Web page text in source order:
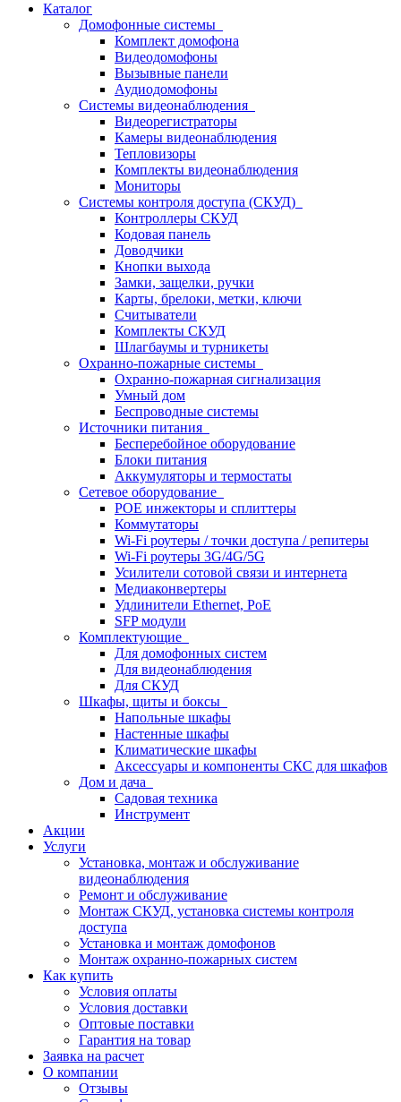
Каталог
Домофонные системы
Комплект домофона
Видеодомофоны
Вызывные панели
Аудиодомофоны
Системы видеонаблюдения
Видеорегистраторы
Камеры видеонаблюдения
Тепловизоры
Комплекты видеонаблюдения
Мониторы
Системы контроля доступа (СКУД)
Контроллеры СКУД
Кодовая панель
Доводчики
Кнопки выхода
Замки, защелки, ручки
Карты, брелоки, метки, ключи
Считыватели
Комплекты СКУД
Шлагбаумы и турникеты
Охранно-пожарные системы
Охранно-пожарная сигнализация
Умный дом
Беспроводные системы
Источники питания
Бесперебойное оборудование
Блоки питания
Аккумуляторы и термостаты
Сетевое оборудование
POE инжекторы и сплиттеры
Коммутаторы
Wi-Fi роутеры / точки доступа / репитеры
Wi-Fi роутеры 3G/4G/5G
Усилители сотовой связи и интернета
Медиаконвертеры
Удлинители Ethernet, PoE
SFP модули
Комплектующие
Для домофонных систем
Для видеонаблюдения
Для СКУД
Шкафы, щиты и боксы
Напольные шкафы
Настенные шкафы
Климатические шкафы
Аксессуары и компоненты СКС для шкафов
Дом и дача
Садовая техника
Инструмент
Акции
Услуги
Установка, монтаж и обслуживание
видеонаблюдения
Ремонт и обслуживание
Монтаж СКУД, установка системы контроля
доступа
Установка и монтаж домофонов
Монтаж охранно-пожарных систем
Как купить
Условия оплаты
Условия доставки
Оптовые поставки
Гарантия на товар
Заявка на расчет
О компании
Отзывы